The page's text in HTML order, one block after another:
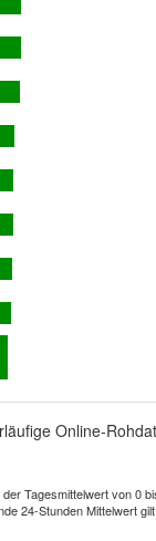
Online-
Tagesmittelwert von 0
24-Stunden Mittelwert